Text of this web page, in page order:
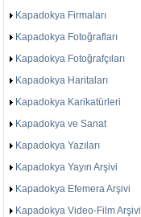
Kapadokya Firmaları
Kapadokya Fotoğrafları
Kapadokya Fotoğrafçıları
Kapadokya Haritaları
Kapadokya Karikatürleri
Kapadokya ve Sanat
Kapadokya Yazıları
Kapadokya Yayın Arşivi
Kapadokya Efemera Arşivi
Kapadokya Video-Film Arşivi